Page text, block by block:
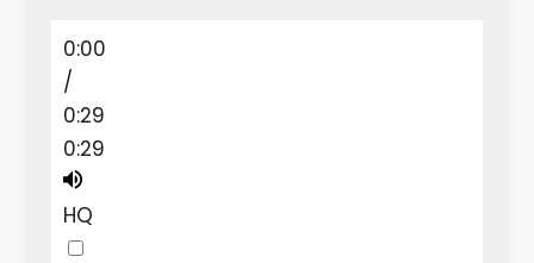
0:00
/
0:29
0:29
HQ